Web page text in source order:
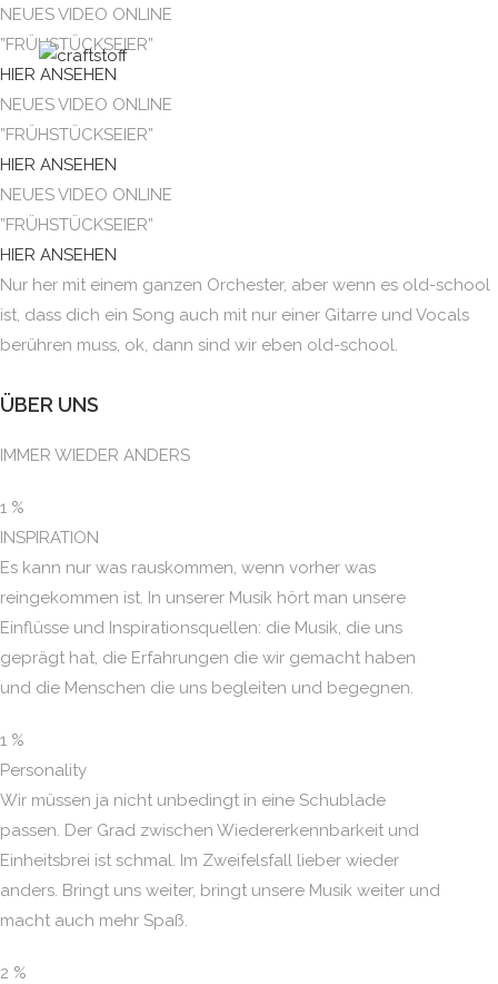
NEUES VIDEO ONLINE
”FRÜHSTÜCKSEIER”
HIER ANSEHEN
NEUES VIDEO ONLINE
”FRÜHSTÜCKSEIER”
HIER ANSEHEN
NEUES VIDEO ONLINE
”FRÜHSTÜCKSEIER”
HIER ANSEHEN
Nur her mit einem ganzen Orchester, aber wenn es old-school
ist, dass dich ein Song auch mit nur einer Gitarre und Vocals
berühren muss, ok, dann sind wir eben old-school.
ÜBER UNS
IMMER WIEDER ANDERS
1 %
INSPIRATION
Es kann nur was rauskommen, wenn vorher was
reingekommen ist. In unserer Musik hört man unsere
Einflüsse und Inspirationsquellen: die Musik, die uns
geprägt hat, die Erfahrungen die wir gemacht haben
und die Menschen die uns begleiten und begegnen.
1 %
Personality
Wir müssen ja nicht unbedingt in eine Schublade
passen. Der Grad zwischen Wiedererkennbarkeit und
Einheitsbrei ist schmal. Im Zweifelsfall lieber wieder
anders. Bringt uns weiter, bringt unsere Musik weiter und
macht auch mehr Spaß.
2 %